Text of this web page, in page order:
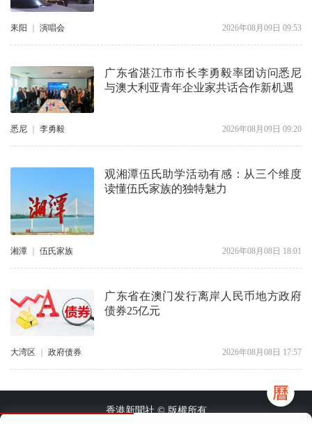
耒阳 ｜ 演唱会 2026年08月09日 09:53
广东省湛江市市长李勇毅率团访问悉尼
与澳大利亚青年企业家共话合作新机遇
悉尼 李勇毅 2026年08月09日 09:20
观湘潭伍氏助学活动有感：从三个维度
读懂伍氏家族的独特魅力
湘潭 ｜ 伍氏家族 2026年08月08日 18:01
广东省在澳门发行离岸人民币地方政府
债券25亿元
大湾区 政府债券 2026年08月08日 17:57
香港新聞社 © 版權所有